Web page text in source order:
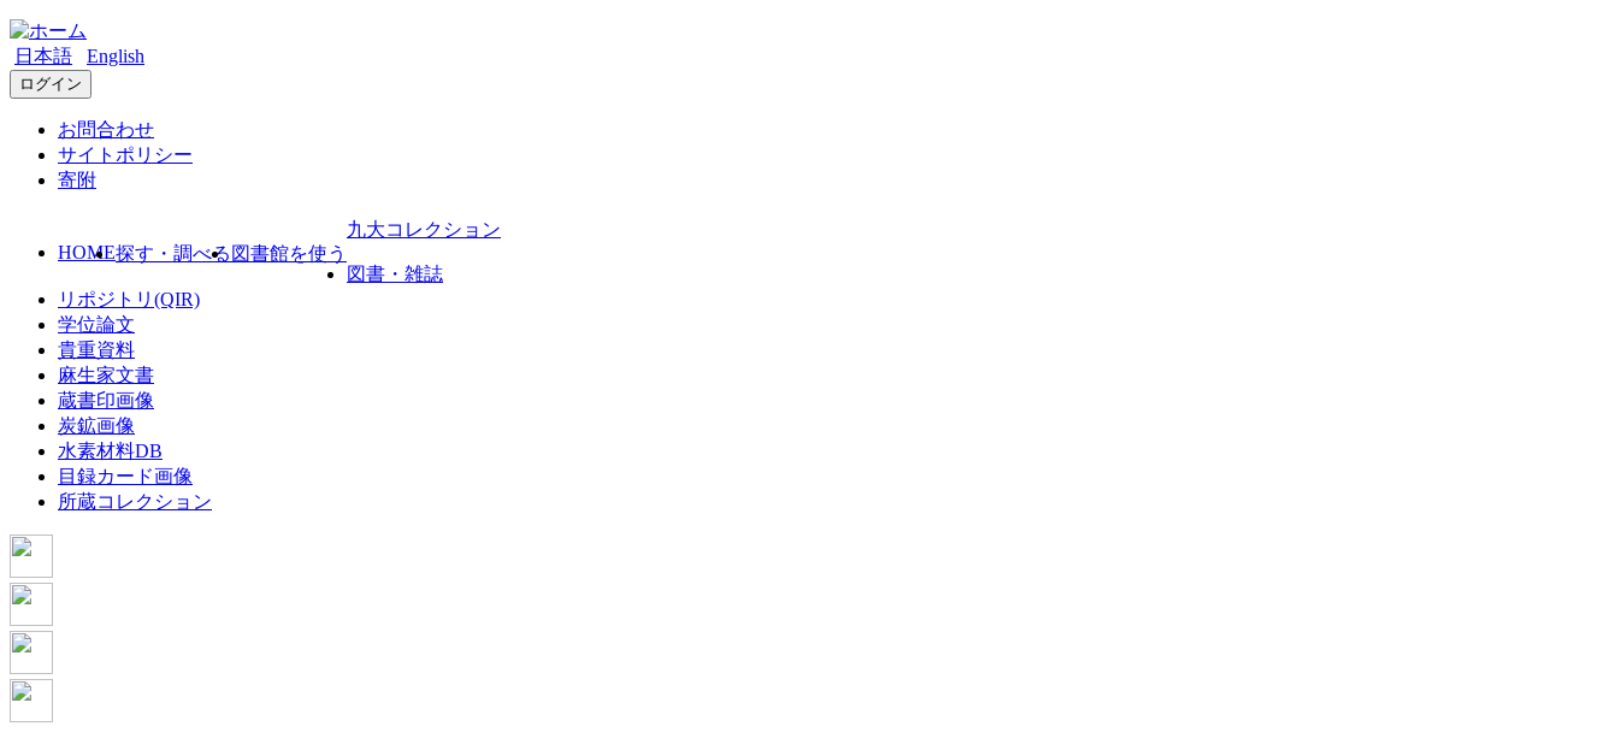
日本語 English
ログイン
お問合わせ
サイトポリシー
寄附
HOME探す・調べる 図書館を使う
九大コレクション
図書・雑誌
リポジトリ(QIR)
学位論文
貴重資料
麻生家文書
蔵書印画像
炭鉱画像
水素材料DB
目録カード画像
所蔵コレクション